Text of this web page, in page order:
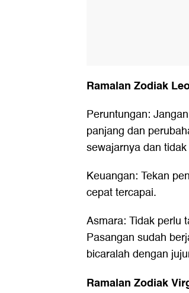
Ramalan Zodiak
Peruntungan:
panjang dan
sewajarnya dan
Keuangan: Tekan
cepat tercapai.
Asmara: Tidak perlu
Pasangan sudah
bicaralah dengan
Ramalan Zodiak